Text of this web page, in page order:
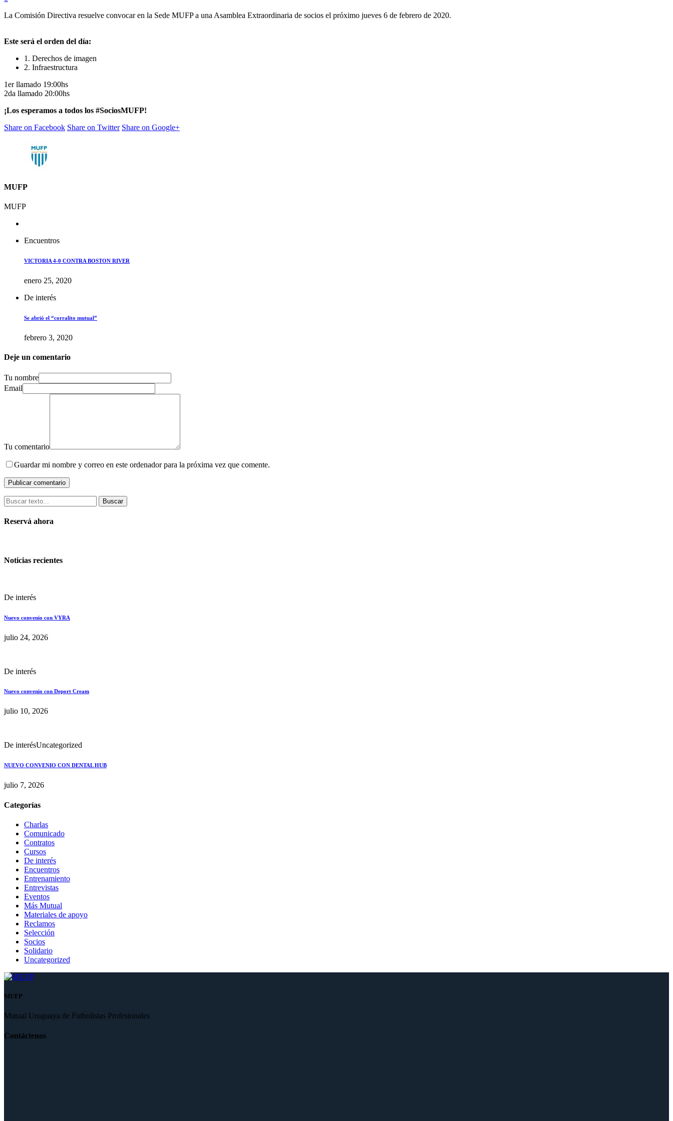
La Comisión Directiva resuelve convocar en la Sede MUFP a una Asamblea Extraordinaria de socios el próximo jueves 6 de febrero de 2020.
Este será el orden del día:
1. Derechos de imagen
2. Infraestructura
1er llamado 19:00hs
2da llamado 20:00hs
¡Los esperamos a todos los #SociosMUFP!
Share on Facebook Share on Twitter Share on Google+
MUFP
MUFP
Encuentros
VICTORIA 4-0 CONTRA BOSTON RIVER
enero 25, 2020
De interés
Se abrió el “corralito mutual”
febrero 3, 2020
Deje un comentario
Tu nombre
Email
Tu comentario
Guardar mi nombre y correo en este ordenador para la próxima vez que comente.
Buscar
Reservá ahora
Noticias recientes
De interés
Nuevo convenio con VYRA
julio 24, 2026
De interés
Nuevo convenio con Deport Cream
julio 10, 2026
De interésUncategorized
NUEVO CONVENIO CON DENTAL HUB
julio 7, 2026
Categorías
Charlas
Comunicado
Contratos
Cursos
De interés
Encuentros
Entrenamiento
Entrevistas
Eventos
Más Mutual
Materiales de apoyo
Reclamos
Selección
Socios
Solidario
Uncategorized
MUFP
Mutual Uruguaya de Futbolistas Profesionales
Contáctenos